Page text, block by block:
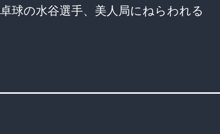
卓球の水谷選手、美人局にねらわれる